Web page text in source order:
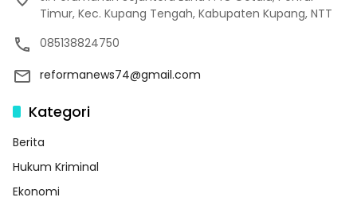
Timur, Kec. Kupang Tengah, Kabupaten Kupang, NTT
085138824750
reformanews74@gmail.com
Kategori
Berita
Hukum Kriminal
Ekonomi